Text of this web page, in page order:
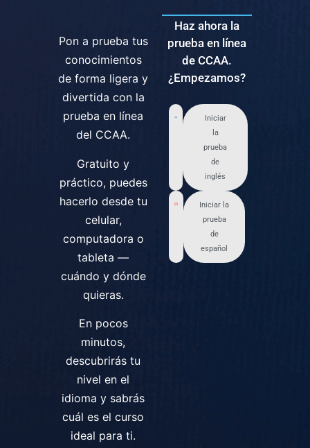
Pon a prueba tus
conocimientos
de forma ligera y
divertida con la
prueba en línea
del CCAA.
Gratuito y
práctico, puedes
hacerlo desde tu
celular,
computadora o
tableta —
cuándo y dónde
quieras.
En pocos
minutos,
descubrirás tu
nivel en el
idioma y sabrás
cuál es el curso
ideal para ti.
Haz ahora la
prueba en línea
de CCAA.
¿Empezamos?
Iniciar
la
prueba
de
inglés
Iniciar la
prueba
de
español